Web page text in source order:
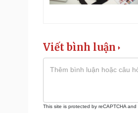
Viết bình luận
This site is protected by reCAPTCHA